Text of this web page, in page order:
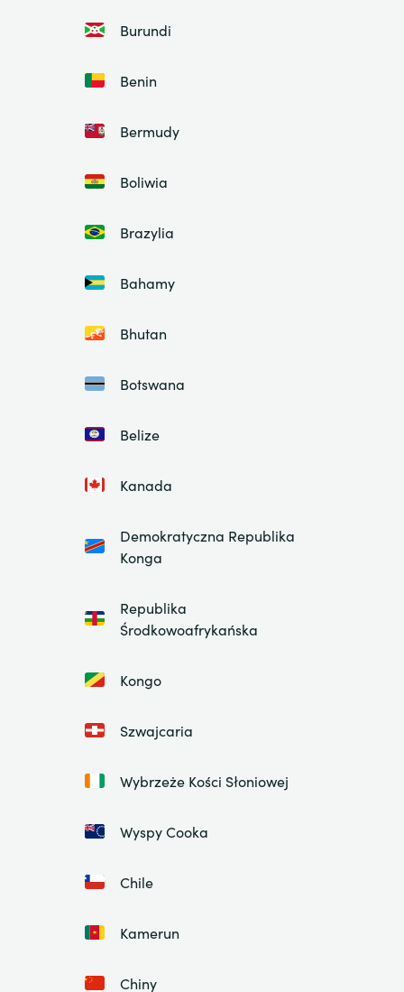
Burundi
Benin
Bermudy
Boliwia
Brazylia
Bahamy
Bhutan
Botswana
Belize
Kanada
Demokratyczna Republika
Konga
Republika
Środkowoafrykańska
Kongo
Szwajcaria
Wybrzeże Kości Słoniowej
Wyspy Cooka
Chile
Kamerun
Chiny